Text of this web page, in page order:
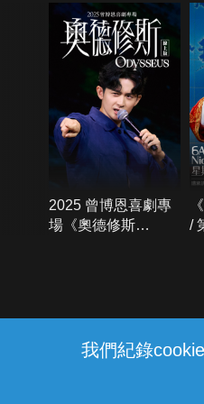
我們紀錄
2025 曾博恩喜劇專
場《奧德修斯
/